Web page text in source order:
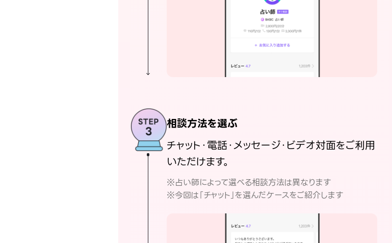
相談方法を選ぶ
チャット・電話・メッセージ・ビデオ対面をご利用
いただけます。
※占い師によって選べる相談方法は異なります
※今回は「チャット」を選んだケースをご紹介します